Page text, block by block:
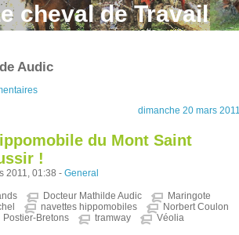
cheval de Travail
Audic
dimanche 20 mars 2011
du Mont Saint
!
2011, 01:38 - General
Docteur Mathilde Audic
Maringote
navettes hippomobiles
Norbert Coulon
Postier-Bretons tramway Véolia